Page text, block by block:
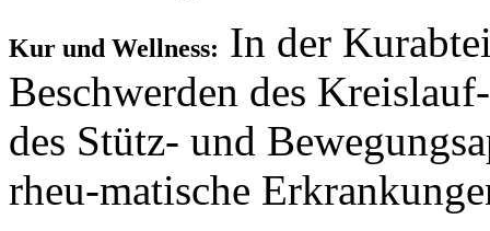
Kur und Wellness: In der
Beschwerden des
des Stütz- und
rheu-matische